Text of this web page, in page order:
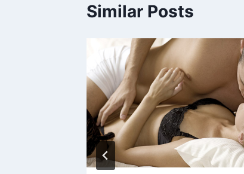
Similar Posts